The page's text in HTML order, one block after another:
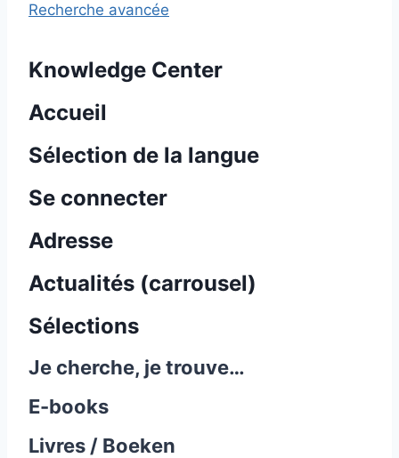
Recherche avancée
Knowledge Center
Accueil
Sélection de la langue
Se connecter
Adresse
Actualités (carrousel)
Sélections
Je cherche, je trouve…
E-books
Livres / Boeken